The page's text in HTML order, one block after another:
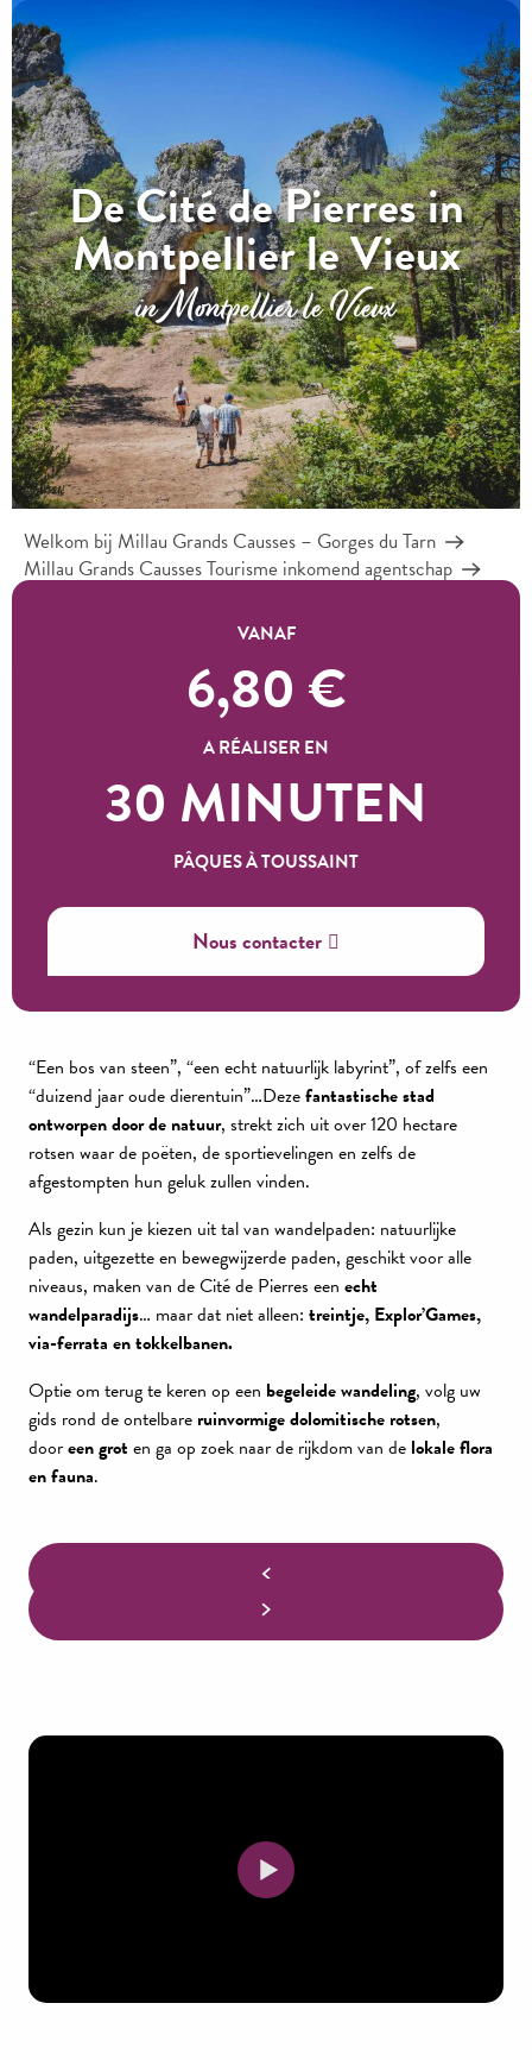
De Cité de Pierres in
Montpellier le Vieux
in Montpellier le Vieux
Welkom bij Millau Grands Causses – Gorges du Tarn
Millau Grands Causses Tourisme inkomend agentschap
De Cité de Pierres in Montpellier le Vieux
Een ongewone en denkbeeldige wereld!
Laat je verbeelding je leiden door de Cité de Pierres
hart van de Causse Noir! Een unieke ervaring inde grootste
rotschaos van Europa
Ajouter aux favoris
VANAF
6,80 €
A RÉALISER EN
30 MINUTEN
PÂQUES À TOUSSAINT
Nous contacter
“Een bos van steen”, “een echt natuurlijk labyrint”, of zelfs een
“duizend jaar oude dierentuin”…Dezefantastische stad
ontworpen door de natuur, strekt zich uit over 120 hectare
rotsen waar de poëten, de sportievelingen en zelfs de
afgestompten hun geluk zullen vinden.
Als gezin kun je kiezen uit tal van wandelpaden: natuurlijke
paden, uitgezette en bewegwijzerde paden, geschikt voor alle
niveaus, maken van de Cité de Pierres een echt
wandelparadijs… maar dat niet alleen: treintje, Explor’Games,
via-ferrata en tokkelbanen.
Optie om terug te keren op een begeleide wandeling, volg uw
gids rond de ontelbare ruinvormige dolomitische rotsen,
dooreen grot en ga op zoek naar de rijkdom van de lokale flora
en fauna.